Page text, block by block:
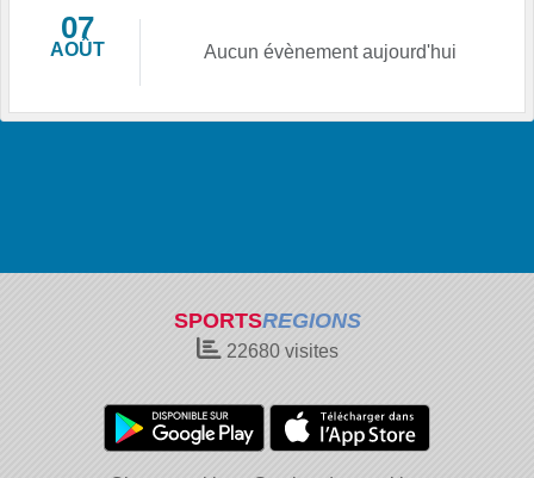
07
AOÛT Aucun évènement aujourd'hui
SPORTSREGIONS
22680visites